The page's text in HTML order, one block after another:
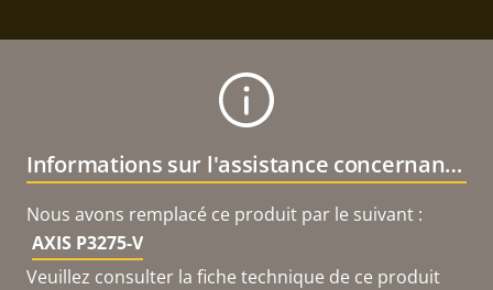
Informations sur l'assistance concernant le produit
Nous avons remplacé ce produit par le suivant :
AXIS P3275-V
Veuillez consulter la fiche technique de ce produit